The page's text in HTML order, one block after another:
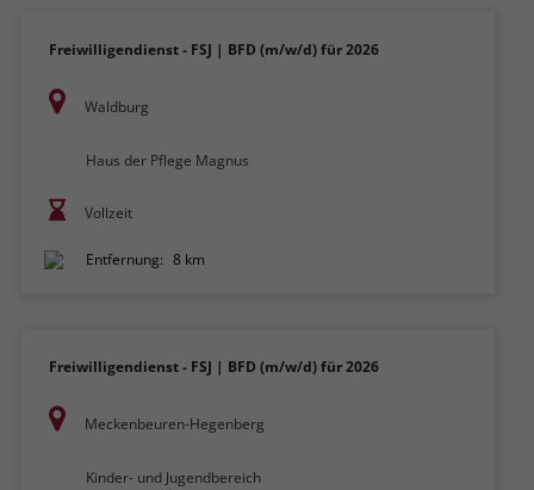
Freiwilligendienst - FSJ | BFD (m/w/d) für 2026
Waldburg
Haus der Pflege Magnus
Vollzeit
Entfernung: 8 km
Freiwilligendienst - FSJ | BFD (m/w/d) für 2026
Meckenbeuren-Hegenberg
Kinder- und Jugendbereich